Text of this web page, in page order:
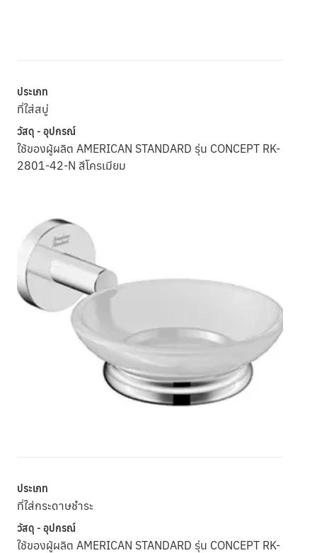
ประเภท
ที่ใส่สบู่
วัสดุ - อุปกรณ์
ใช้ของผู้ผลิต AMERICAN STANDARD รุ่น CONCEPT RK-
2801-42-N สีโครเมียม
ประเภท
ที่ใส่กระดาษชำระ
วัสดุ - อุปกรณ์
ใช้ของผู้ผลิต AMERICAN STANDARD รุ่น CONCEPT RK-